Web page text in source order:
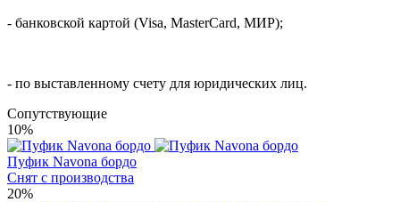
- банковской картой (Visa, MasterCard, МИР);
- по выставленному счету для юридических лиц.
Cопутствующие
10%
Пуфик Navona бордо
Снят с производства
20%